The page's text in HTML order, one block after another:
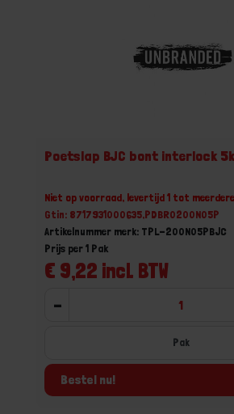
Poetslap BJC bont interlock
Niet op voorraad, levertijd 1 tot
Gtin: 8717931000635,PDBR0200N05P
Artikelnummer merk: TPL-200N05PBJC
€ 9,22 incl. BTW
Prijs per 1 Pak
-
Pak
Bestel nu!